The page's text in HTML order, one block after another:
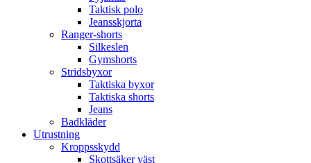
Taktisk polo
Jeansskjorta
Ranger-shorts
Silkeslen
Gymshorts
Stridsbyxor
Taktiska byxor
Taktiska shorts
Jeans
Badkläder
Utrustning
Kroppsskydd
Skottsäker väst